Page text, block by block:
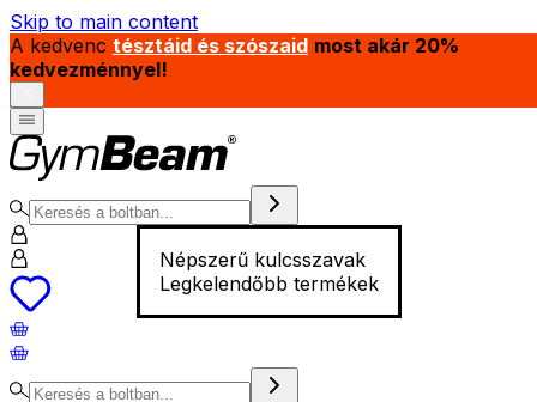
Skip to main content
A kedvenc tésztáid és szószaid most akár 20%
kedvezménnyel!
Népszerű kulcsszavak
Legkelendőbb termékek